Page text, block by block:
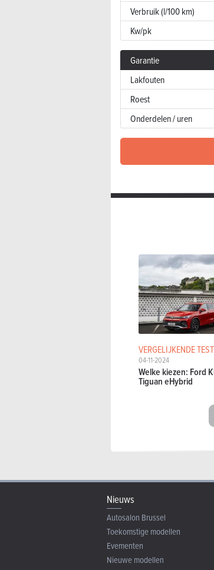
Verbruik (l/100 km)
Kw/pk
Garantie
Lakfouten
Roest
Onderdelen / uren
VERGELIJKENDE
04-11-2024
Welke kiezen: Ford
Tiguan eHybrid
Nieuws
Autosalon Brussel
Toekomstige modellen
Evementen
Nieuwe modellen